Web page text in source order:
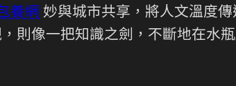
養網 妙與城市共享，將人文溫度傳
則像一把知識之劍，不斷地在水